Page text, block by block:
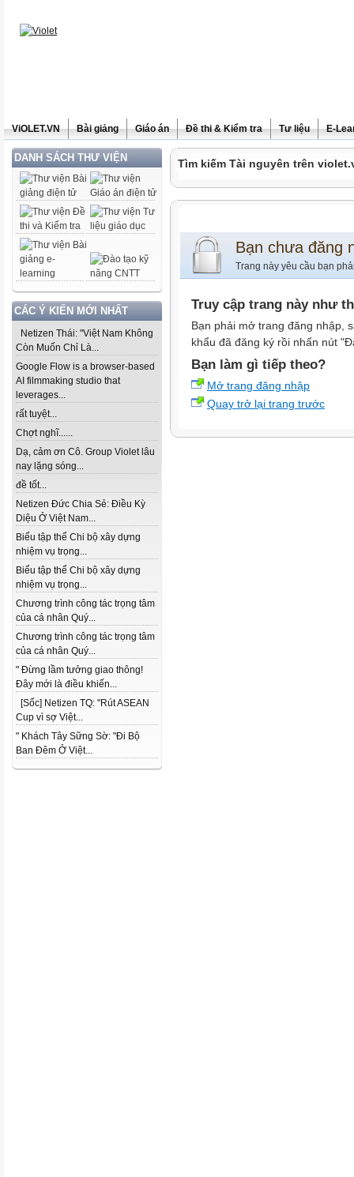
ViOLET.VN Bài giảng Giáo án Đề thi & Kiểm tra Tư liệu E-
DANH SÁCH THƯ VIỆN
CÁC Ý KIẾN MỚI NHẤT
Netizen Thái: "Việt Nam Không
Còn Muốn Chỉ Là...
Google Flow is a browser-based
AI filmmaking studio that
leverages...
rất tuyệt...
Chợt nghĩ......
Dạ, cảm ơn Cô. Group Violet lâu
nay lặng sóng...
đề tốt...
Netizen Đức Chia Sẻ: Điều Kỳ
Diệu Ở Việt Nam...
Biểu tập thể Chi bộ xây dựng
nhiệm vụ trọng...
Biểu tập thể Chi bộ xây dựng
nhiệm vụ trọng...
Chương trình công tác trọng tâm
của cá nhân Quý...
Chương trình công tác trọng tâm
của cá nhân Quý...
" Đừng lầm tưởng giao thông!
Đây mới là điều khiến...
[Sốc] Netizen TQ: "Rút ASEAN
Cup vì sợ Việt...
" Khách Tây Sững Sờ: "Đi Bộ
Ban Đêm Ở Việt...
Tìm kiếm Tài nguyên trên
Bạn chưa đăng
Trang này yêu cầu bạn
Truy cập trang này như
Bạn phải mở trang đăng nhập,
khẩu đã đăng ký rồi nhấn nút
Bạn làm gì tiếp theo?
Mở trang đăng nhập
Quay trở lại trang trước